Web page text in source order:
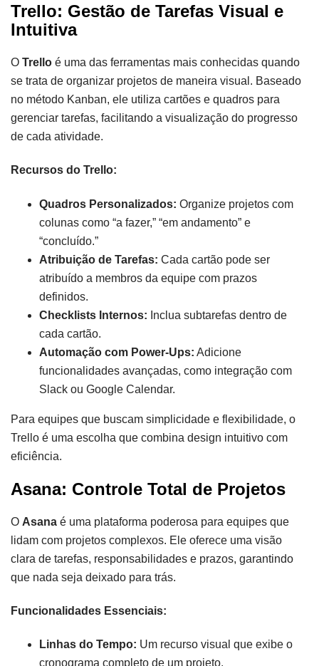
Trello: Gestão de Tarefas Visual e
Intuitiva
O Trello é uma das ferramentas mais conhecidas quando
se trata de organizar projetos de maneira visual. Baseado
no método Kanban, ele utiliza cartões e quadros para
gerenciar tarefas, facilitando a visualização do progresso
de cada atividade.
Recursos do Trello:
Quadros Personalizados: Organize projetos com
colunas como “a fazer,” “em andamento” e
“concluído.”
Atribuição de Tarefas: Cada cartão pode ser
atribuído a membros da equipe com prazos
definidos.
Checklists Internos: Inclua subtarefas dentro de
cada cartão.
Automação com Power-Ups: Adicione
funcionalidades avançadas, como integração com
Slack ou Google Calendar.
Para equipes que buscam simplicidade e flexibilidade, o
Trello é uma escolha que combina design intuitivo com
eficiência.
Asana: Controle Total de Projetos
O Asana é uma plataforma poderosa para equipes que
lidam com projetos complexos. Ele oferece uma visão
clara de tarefas, responsabilidades e prazos, garantindo
que nada seja deixado para trás.
Funcionalidades Essenciais:
Linhas do Tempo: Um recurso visual que exibe o
cronograma completo de um projeto.